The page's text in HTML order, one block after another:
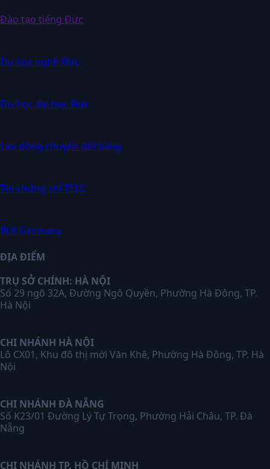
Đào tạo tiếng Đức
Du học nghề Đức
Du học đại học Đức
Lao động chuyển đổi bằng
Thi chứng chỉ TELC
BLA Germany
ĐỊA ĐIỂM
TRỤ SỞ CHÍNH: HÀ NỘI
Số 29 ngõ 32A, Đường Ngô Quyền, Phường Hà Đông, TP.
Hà Nội
CHI NHÁNH HÀ NỘI
Lô CX01, Khu đô thị mới Văn Khê, Phường Hà Đông, TP. Hà
Nội
CHI NHÁNH ĐÀ NẴNG
Số K23/01 Đường Lý Tự Trọng, Phường Hải Châu, TP. Đà
Nẵng
CHI NHÁNH TP. HỒ CHÍ MINH